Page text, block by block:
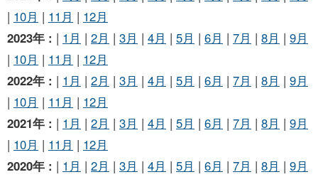
| 10月 | 11月 | 12月
2023年 : | 1月 | 2月 | 3月 | 4月 | 5月 | 6月 | 7月 | 8月 | 9月
| 10月 | 11月 | 12月
2022年 : | 1月 | 2月 | 3月 | 4月 | 5月 | 6月 | 7月 | 8月 | 9月
| 10月 | 11月 | 12月
2021年 : | 1月 | 2月 | 3月 | 4月 | 5月 | 6月 | 7月 | 8月 | 9月
| 10月 | 11月 | 12月
2020年 : | 1月 | 2月 | 3月 | 4月 | 5月 | 6月 | 7月 | 8月 | 9月